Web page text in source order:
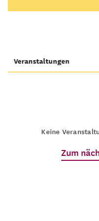
Veranstaltungen
Keine
Zum